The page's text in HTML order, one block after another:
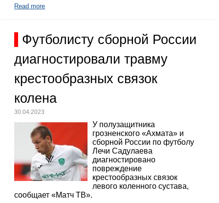
Read more
Футболисту сборной России
диагностировали травму
крестообразных связок
колена
30.04.2023
У полузащитника
грозненского «Ахмата» и
сборной России по футболу
Лечи Садулаева
диагностировано
повреждение
крестообразных связок
левого коленного сустава,
сообщает «Матч ТВ».